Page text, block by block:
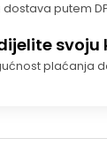
dostava putem
svoju
plaćanja